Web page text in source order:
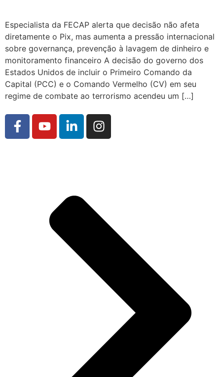
Especialista da FECAP alerta que decisão não afeta
diretamente o Pix, mas aumenta a pressão internacional
sobre governança, prevenção à lavagem de dinheiro e
monitoramento financeiro A decisão do governo dos
Estados Unidos de incluir o Primeiro Comando da
Capital (PCC) e o Comando Vermelho (CV) em seu
regime de combate ao terrorismo acendeu um […]